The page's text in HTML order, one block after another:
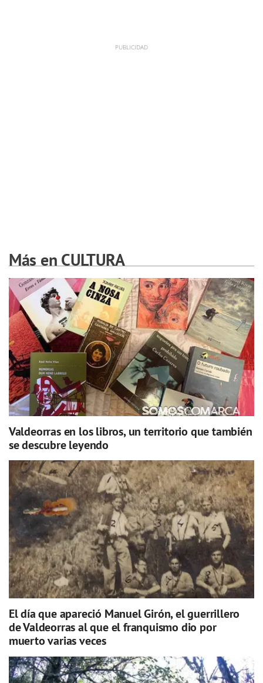
Más en CULTURA
Valdeorras en los libros, un territorio que también
se descubre leyendo
El día que apareció Manuel Girón, el guerrillero
de Valdeorras al que el franquismo dio por
muerto varias veces